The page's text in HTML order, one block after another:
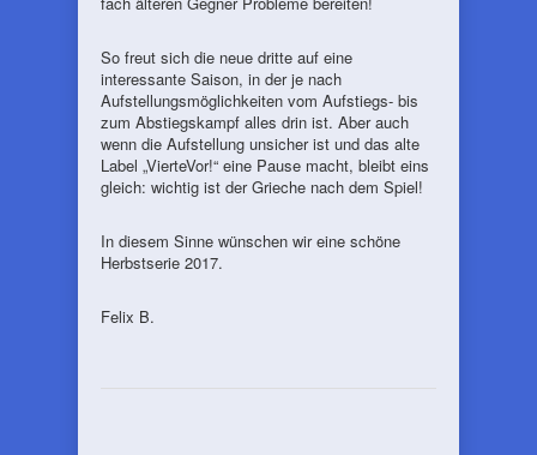
So freut sich die neue dritte auf eine
interessante Saison, in der je nach
Aufstellungsmöglichkeiten vom Aufstiegs- bis
zum Abstiegskampf alles drin ist. Aber auch
wenn die Aufstellung unsicher ist und das alte
Label „VierteVor!“ eine Pause macht, bleibt eins
gleich: wichtig ist der Grieche nach dem Spiel!
In diesem Sinne wünschen wir eine schöne
Herbstserie 2017.
Felix B.